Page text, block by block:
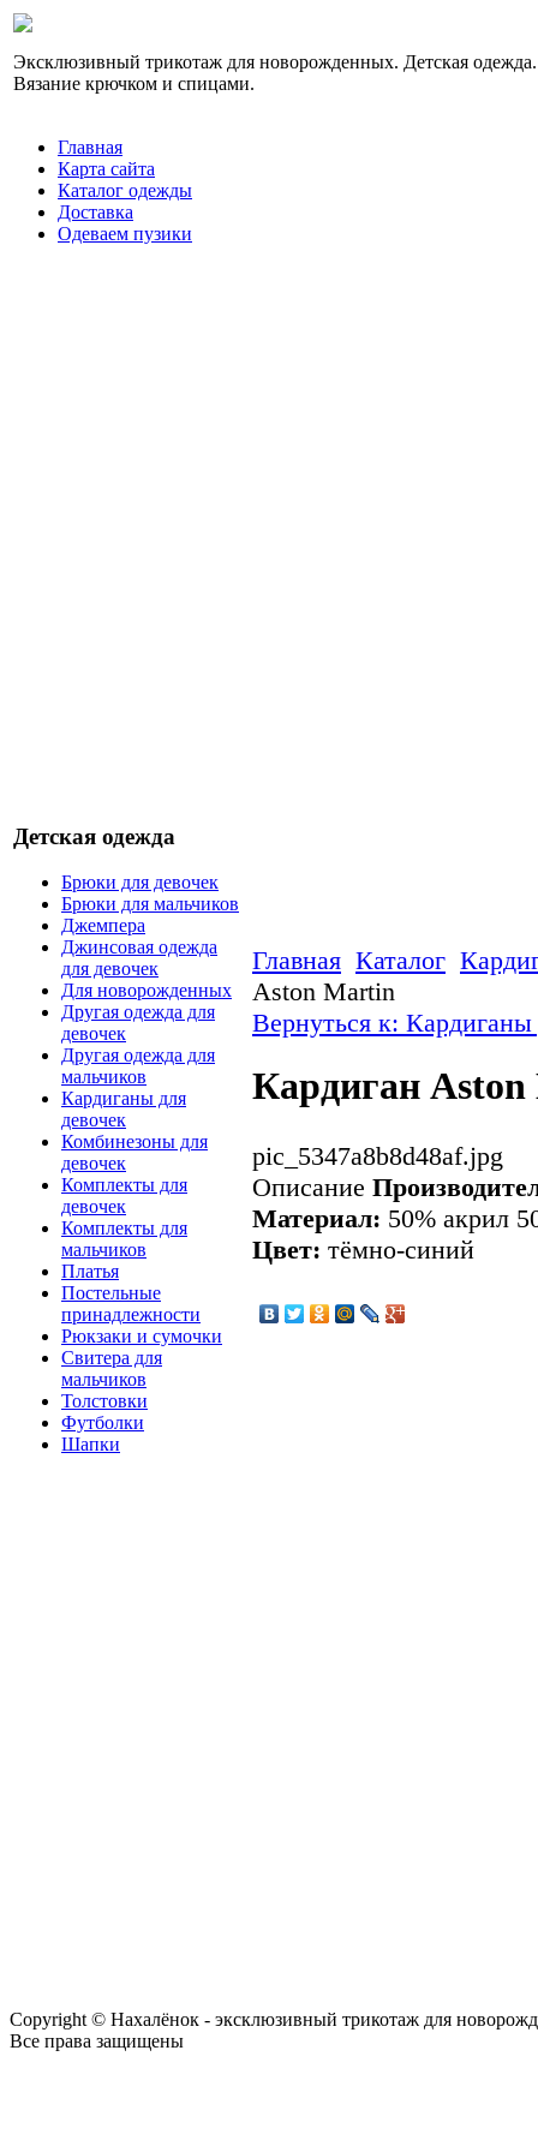
Эксклюзивный трикотаж для новорожденных. Детская одежда.
Вязание крючком и спицами.
Главная
Карта сайта
Каталог одежды
Доставка
Одеваем пузики
Детская одежда
Брюки для девочек
Брюки для мальчиков
Джемпера
Джинсовая одежда
для девочек
Для новорожденных
Другая одежда для
девочек
Другая одежда для
мальчиков
Кардиганы для
девочек
Комбинезоны для
девочек
Комплекты для
девочек
Комплекты для
мальчиков
Платья
Постельные
принадлежности
Рюкзаки и сумочки
Свитера для
мальчиков
Толстовки
Футболки
Шапки
Главная Каталог
Aston Martin
Вернуться к: Кардиганы
Кардиган
pic_5347a8b8d48af.jpg
Описание
Материал: 50% акрил
Цвет: тёмно-синий
Copyright © Нахалёнок - эксклюзивный трикотаж для
Все права защищены